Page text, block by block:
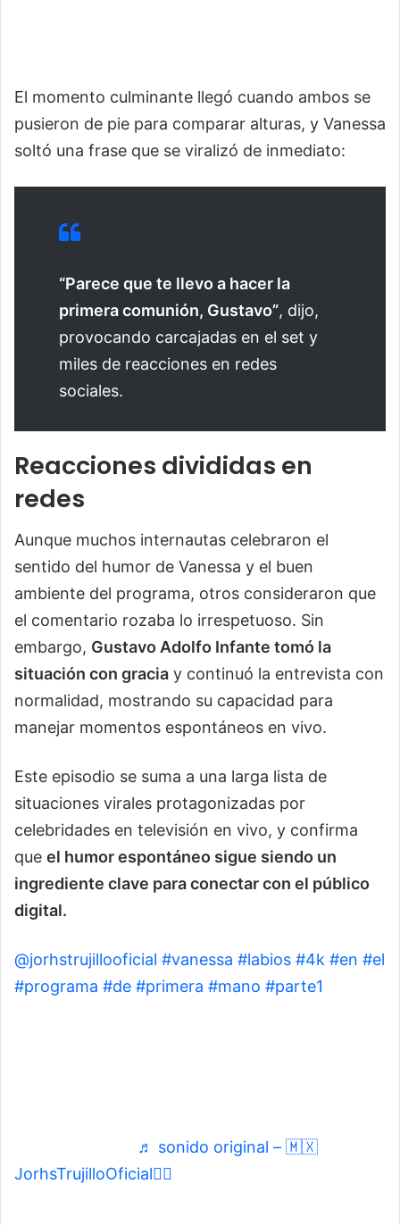
El momento culminante llegó cuando ambos se
pusieron de pie para comparar alturas, y Vanessa
soltó una frase que se viralizó de inmediato:
“Parece que te llevo a hacer la
primera comunión, Gustavo”, dijo,
provocando carcajadas en el set y
miles de reacciones en redes
sociales.
Reacciones divididas en
redes
Aunque muchos internautas celebraron el
sentido del humor de Vanessa y el buen
ambiente del programa, otros consideraron que
el comentario rozaba lo irrespetuoso. Sin
embargo, Gustavo Adolfo Infante tomó la
situación con gracia y continuó la entrevista con
normalidad, mostrando su capacidad para
manejar momentos espontáneos en vivo.
Este episodio se suma a una larga lista de
situaciones virales protagonizadas por
celebridades en televisión en vivo, y confirma
que el humor espontáneo sigue siendo un
ingrediente clave para conectar con el público
digital.
@jorhstrujillooficial #vanessa #labios #4k #en #el
#programa #de #primera #mano #parte1
♬ sonido original – 🇲🇽
JorhsTrujilloOficial🏳️‍🌈